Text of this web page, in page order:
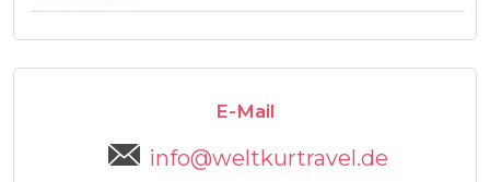
E-Mail
info@weltkurtravel.de